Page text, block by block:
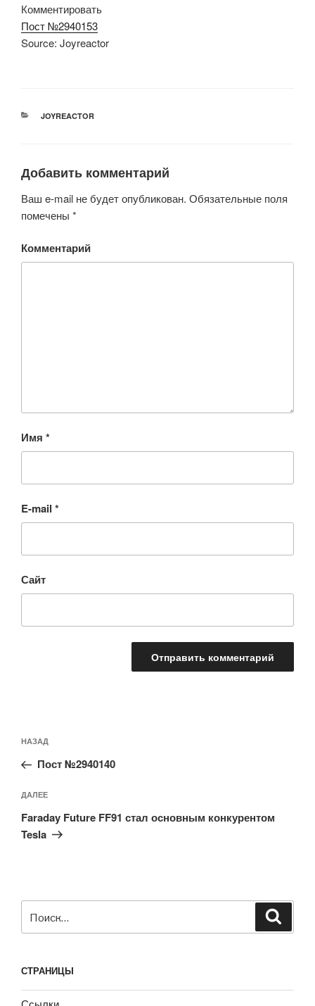
Комментировать
Пост №2940153
Source: Joyreactor
РУБРИКИ
JOYREACTOR
Добавить комментарий
Ваш e-mail не будет опубликован. Обязательные поля
помечены *
Комментарий
Имя *
E-mail *
Сайт
по
записям
Предыдущая
запись:
НАЗАД
Пост №2940140
Следующая
запись
ДАЛЕЕ
Faraday Future FF91 стал основным конкурентом
Tesla
СТРАНИЦЫ